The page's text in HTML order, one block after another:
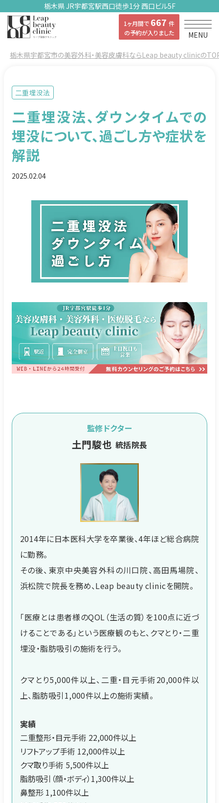
栃木県 JR宇都宮駅西口徒歩1分 西口ビル5F
1ヶ月間で 667 件
の予約が入りました
MENU
栃木県宇都宮市の美容外科・美容皮膚科ならLeap beauty clinicの
二重埋没法
二重埋没法、ダウンタイムでの
埋没について、過ごし方や症状を
解説
2025.02.04
監修ドクター
土門駿也 統括院長
2014年に日本医科大学を卒業後、4年ほど総合病院
に勤務。
その後、東京中央美容外科の川口院、高田馬場院、
浜松院で院長を務め、Leap beauty clinicを開院。
「医療とは患者様のQOL（生活の質）を100点に近づ
けることである」という医療観のもと、クマとり・二重
埋没・脂肪吸引の施術を行う。
クマとり5,000件以上、二重・目元手術20,000件以
上、脂肪吸引1,000件以上の施術実績。
実績
二重整形・目元手術 22,000件以上
リフトアップ手術 12,000件以上
クマ取り手術 5,500件以上
脂肪吸引（顔・ボディ）1,300件以上
鼻整形 1,100件以上